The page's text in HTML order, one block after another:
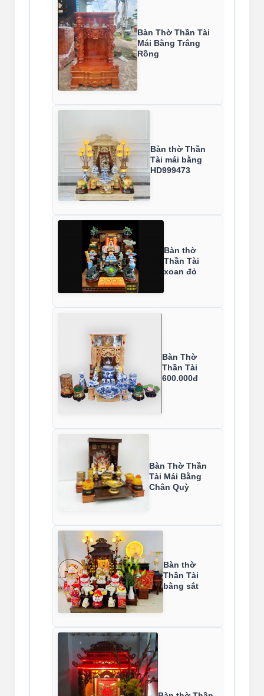
Bàn Thờ Thần Tài
Mái Bằng Trắng
Rồng
Bàn thờ Thần
Tài mái bằng
HD999473
Bàn thờ
Thần Tài
xoan đỏ
Bàn Thờ
Thần Tài
600.000đ
Bàn Thờ Thần
Tài Mái Bằng
Chân Quỳ
Bàn thờ
Thần Tài
bằng sắt